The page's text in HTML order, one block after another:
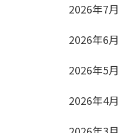
2026年7月
2026年6月
2026年5月
2026年4月